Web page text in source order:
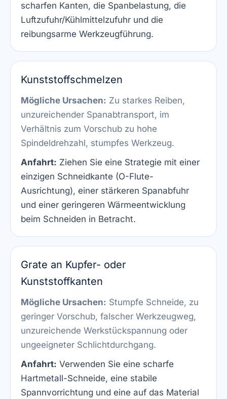
scharfen Kanten, die Spanbelastung, die
Luftzufuhr/Kühlmittelzufuhr und die
reibungsarme Werkzeugführung.
Kunststoffschmelzen
Mögliche Ursachen: Zu starkes Reiben,
unzureichender Spanabtransport, im
Verhältnis zum Vorschub zu hohe
Spindeldrehzahl, stumpfes Werkzeug.
Anfahrt: Ziehen Sie eine Strategie mit einer
einzigen Schneidkante (O-Flute-
Ausrichtung), einer stärkeren Spanabfuhr
und einer geringeren Wärmeentwicklung
beim Schneiden in Betracht.
Grate an Kupfer- oder
Kunststoffkanten
Mögliche Ursachen: Stumpfe Schneide, zu
geringer Vorschub, falscher Werkzeugweg,
unzureichende Werkstückspannung oder
ungeeigneter Schlichtdurchgang.
Anfahrt: Verwenden Sie eine scharfe
Hartmetall-Schneide, eine stabile
Spannvorrichtung und eine auf das Material